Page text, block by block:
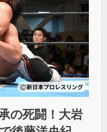
の死闘！大岩